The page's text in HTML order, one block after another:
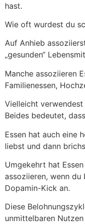
hast.
Wie oft wurdest du
Auf Anhieb
„gesunden“
Manche assoziieren
Familienessen,
Vielleicht verwendest
Beides bedeutet,
Essen hat auch eine
liebst und dann
Umgekehrt hat
assoziieren, wenn
Dopamin-Kick an.
Diese
unmittelbaren